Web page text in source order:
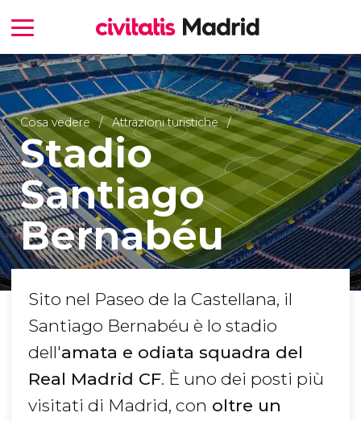
Cosa vedere Attrazioni turistiche
Stadio
Santiago
Bernabéu
Sito nel Paseo de la Castellana, il
Santiago Bernabéu è lo stadio
dell'amata e odiata squadra del
Real Madrid CF. È uno dei posti più
visitati di Madrid, con oltre un